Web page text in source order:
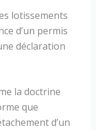
lotissements
d’un permis
déclaration
la doctrine
que
d’un